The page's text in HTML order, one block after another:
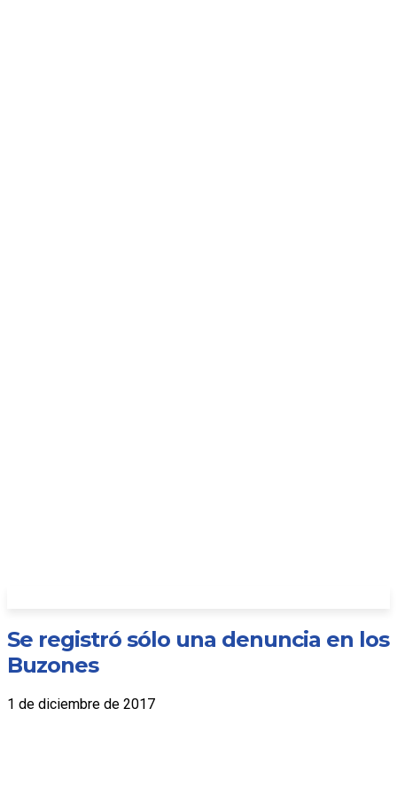
Se registró sólo una denuncia en los
Buzones
1 de diciembre de 2017